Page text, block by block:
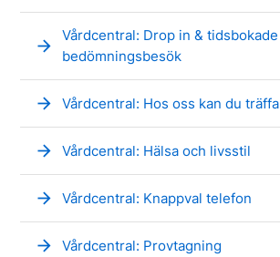
arrow_forward
Vårdcentral: Drop in & tidsbokade
bedömningsbesök
arrow_forward Vårdcentral: Hos oss kan du träffa
arrow_forward Vårdcentral: Hälsa och livsstil
arrow_forward Vårdcentral: Knappval telefon
arrow_forward Vårdcentral: Provtagning